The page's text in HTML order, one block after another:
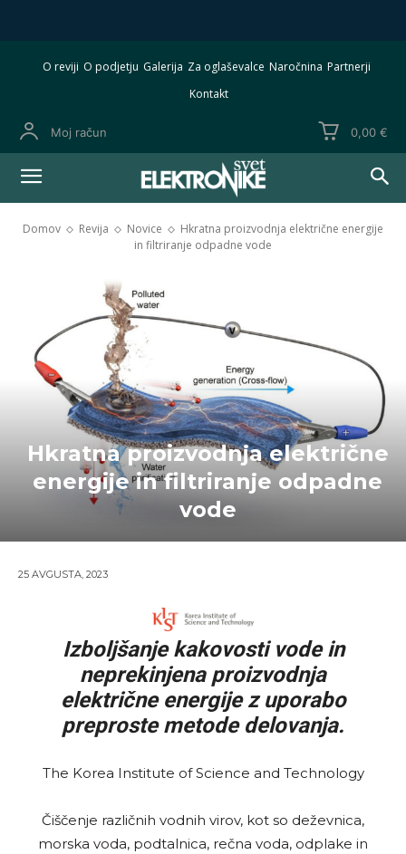
O reviji O podjetju Galerija Za oglaševalce Naročnina Partnerji
Kontakt
Moj račun 0,00 €
Domov Revija Novice
Hkratna proizvodnja električne energije
in filtriranje odpadne vode
Hkratna proizvodnja električne
energije in filtriranje odpadne
vode
25 AVGUSTA, 2023
Izboljšanje kakovosti vode in
neprekinjena proizvodnja
električne energije z uporabo
preproste metode delovanja.
The Korea Institute of Science and Technology
Čiščenje različnih vodnih virov, kot so deževnica,
morska voda, podtalnica, rečna voda, odplake in